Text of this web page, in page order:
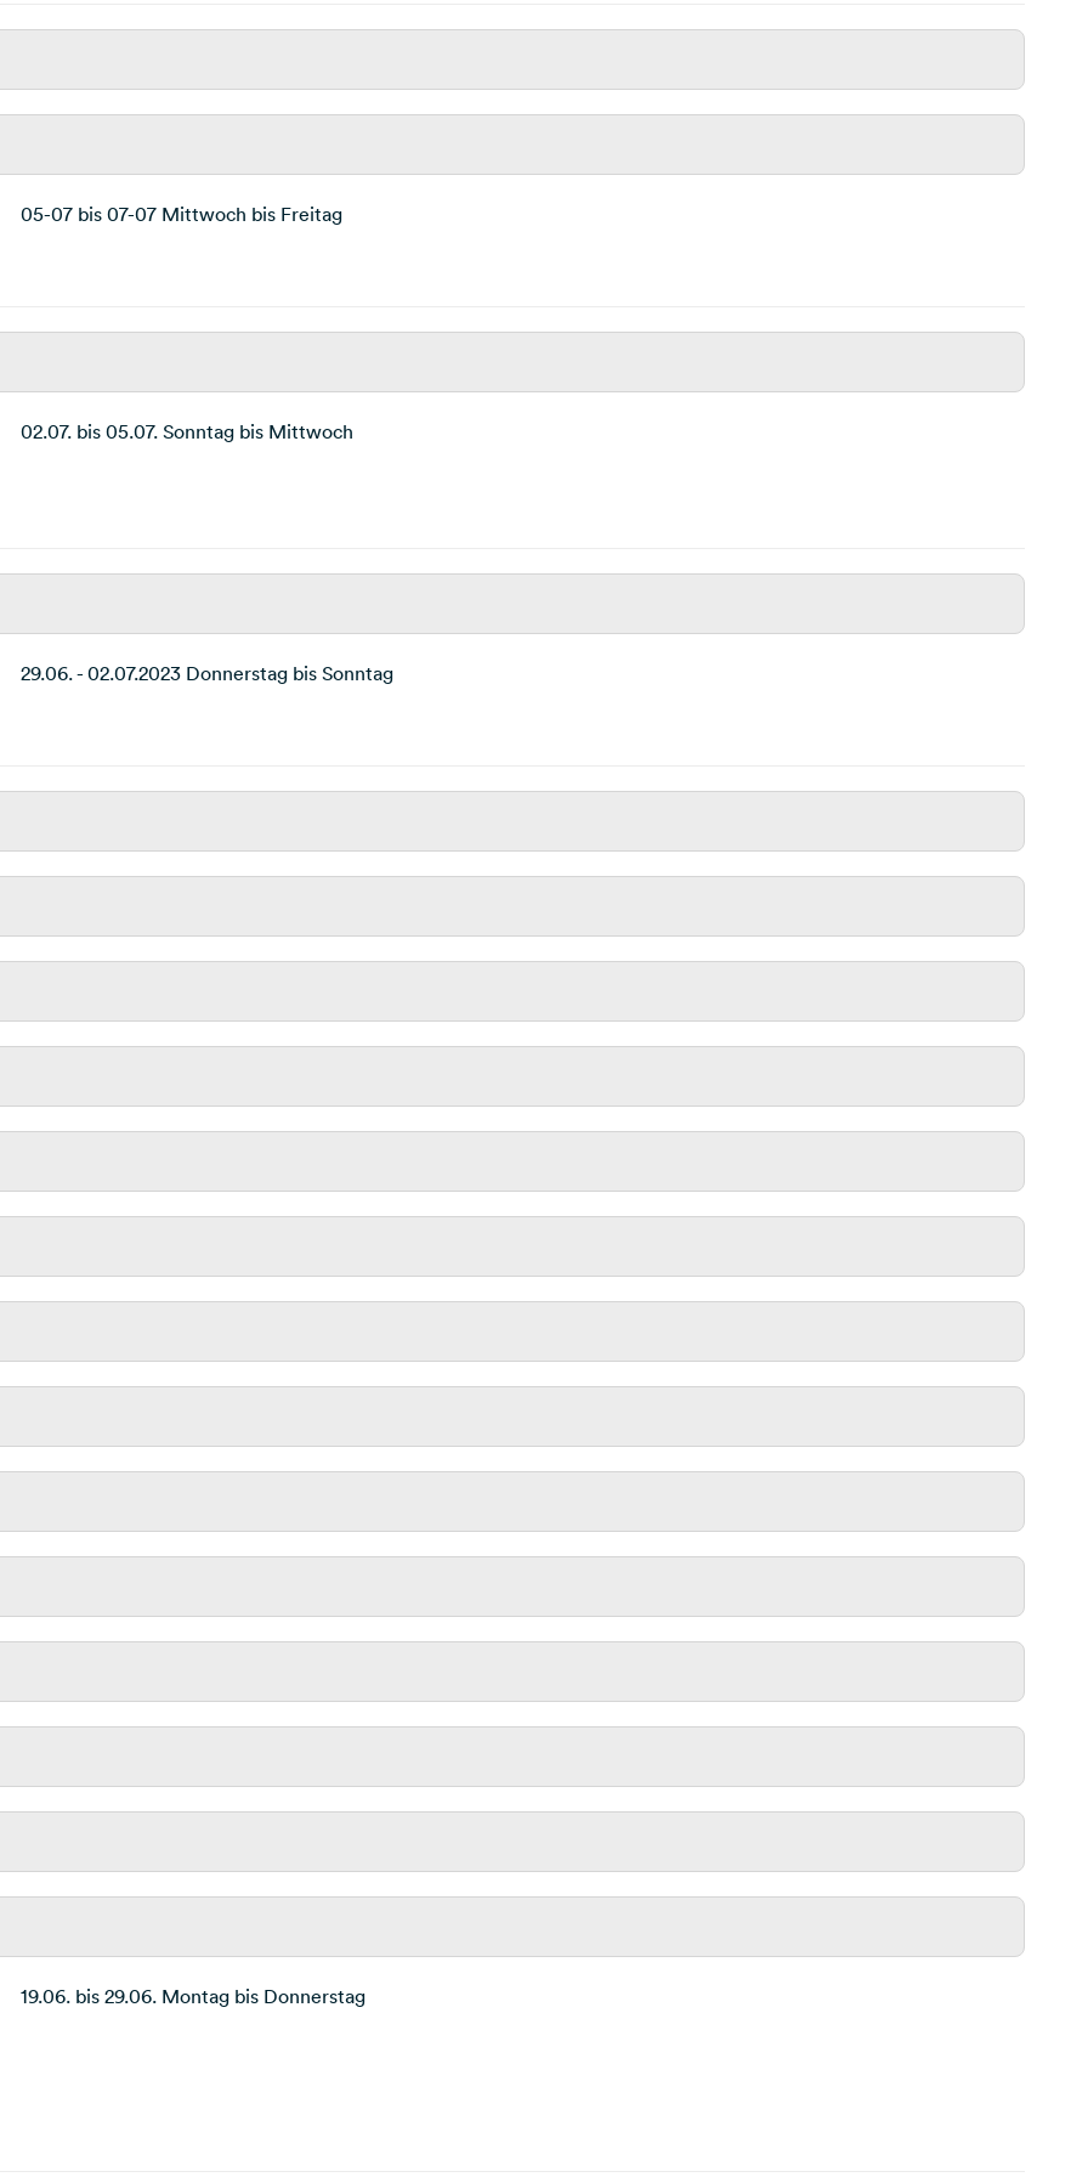
05-07 bis 07-07 Mittwoch bis Freitag
02.07. bis 05.07. Sonntag bis Mittwoch
29.06. - 02.07.2023 Donnerstag bis Sonntag
19.06. bis 29.06. Montag bis Donnerstag